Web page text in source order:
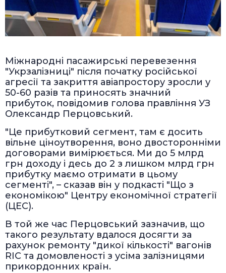
Міжнародні пасажирські перевезення
"Укрзалізниці" після початку російської
агресії та закриття авіапростору зросли у
50-60 разів та приносять значний
прибуток, повідомив голова правління УЗ
Олександр Перцовський.
"Це прибутковий сегмент, там є досить
вільне ціноутворення, воно двосторонніми
договорами вимірюється. Ми до 5 млрд
грн доходу і десь до 2 з лишком млрд грн
прибутку маємо отримати в цьому
сегменті", – сказав він у подкасті "Що з
економікою" Центру економічної стратегії
(ЦЕС).
В той же час Перцовський зазначив, що
такого результату вдалося досягти за
рахунок ремонту "дикої кількості" вагонів
RIC та домовленості з усіма залізницями
прикордонних країн.